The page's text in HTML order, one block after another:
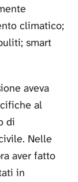
climatico;
smart
aveva
al
di
Nelle
aver fatto
in